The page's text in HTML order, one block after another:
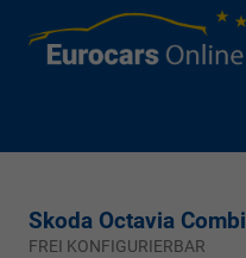
Skoda Octavia Combi
FREI KONFIGURIERBAR